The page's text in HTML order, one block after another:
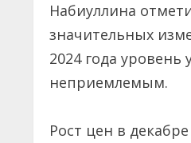
Набиуллина
значительных
2024 года
неприемлемым.
Рост цен в